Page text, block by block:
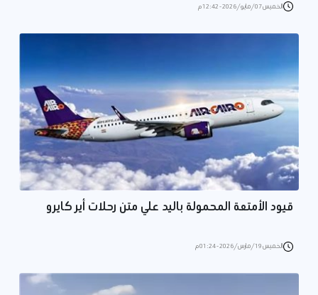
الخميس 07/مايو/2026 - 12:42 م
قيود الأمتعة المحمولة باليد علي متن رحلات أير كايرو
الخميس 19/مارس/2026 - 01:24 م